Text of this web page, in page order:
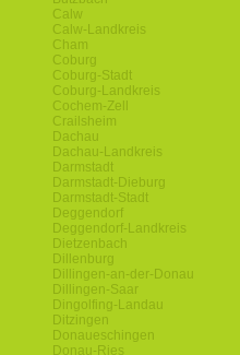
Calw
Calw-Landkreis
Cham
Coburg
Coburg-Stadt
Coburg-Landkreis
Cochem-Zell
Crailsheim
Dachau
Dachau-Landkreis
Darmstadt
Darmstadt-Dieburg
Darmstadt-Stadt
Deggendorf
Deggendorf-Landkreis
Dietzenbach
Dillenburg
Dillingen-an-der-Donau
Dillingen-Saar
Dingolfing-Landau
Ditzingen
Donaueschingen
Donau-Ries